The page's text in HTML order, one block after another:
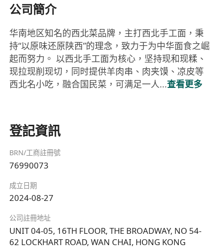
公司簡介
华南地区知名的西北菜品牌，主打西北手工面，秉
持“以原味还原陕西”的理念，致力于为中华面食之崛
起而努力。 以西北手工面为核心，坚持现和现糅、
现拉现削现切，同时提供羊肉串、肉夹馍、凉皮等
西北名小吃，融合国民菜，可满足一人...查看更多
登記資訊
BRN/工商註冊號
76990073
成立日期
2024-08-27
公司註冊地址
UNIT 04-05, 16TH FLOOR, THE BROADWAY, NO 54-
62 LOCKHART ROAD, WAN CHAI, HONG KONG